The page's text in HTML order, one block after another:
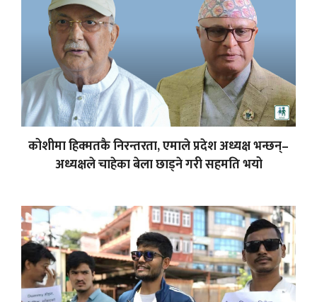
कोशीमा हिक्मतकै निरन्तरता, एमाले प्रदेश अध्यक्ष भन्छन्–
अध्यक्षले चाहेका बेला छाड्ने गरी सहमति भयो